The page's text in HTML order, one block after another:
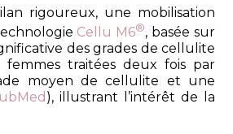
rigoureux, une mobilisation
Cellu M6®, basée sur
des grades de cellulite
traitées deux fois par
moyen de cellulite et une
), illustrant l’intérêt de la